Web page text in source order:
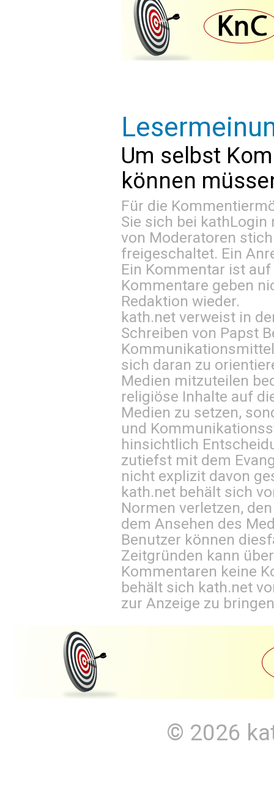
Um selbst
können
Für die
Sie sich bei kathLogin
von Moderatoren
freigeschaltet. Ein
Ein Kommentar ist
Kommentare geben
Redaktion wieder.
kath.net verweist in
Schreiben von Papst
sich daran zu
Medien mitzuteilen
religiöse Inhalte auf
Medien zu setzen,
und
hinsichtlich
zutiefst mit dem
nicht explizit davon
kath.net behält sich
Normen verletzen,
dem Ansehen des
Benutzer können
Zeitgründen kann
Kommentaren keine
behält sich kath.net
zur Anzeige zu
© 2026